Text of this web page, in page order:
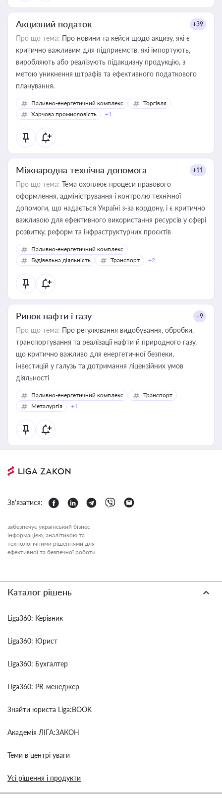
Акцизний податок +39
Про що тема: Про новини та кейси щодо акцизу, які є
критично важливим для підприємств, які імпортують,
виробляють або реалізують підакцизну продукцію, з
метою уникнення штрафів та ефективного податкового
планування.
Паливно-енергетичний комплекс
Торгівля
Харчова промисловість
+1
Міжнародна технічна допомога +11
Про що тема: Тема охоплює процеси правового
оформлення, адміністрування і контролю технічної
допомоги, що надається Україні з-за кордону, і є критично
важливою для ефективного використання ресурсів у сфері
розвитку, реформ та інфраструктурних проєктів
Паливно-енергетичний комплекс
Будівельна діяльність
Транспорт +2
Ринок нафти і газу +9
Про що тема: Про регулювання видобування, обробки,
транспортування та реалізації нафти й природного газу,
що критично важливо для енергетичної безпеки,
інвестицій у галузь та дотримання ліцензійних умов
діяльності
Паливно-енергетичний комплекс
Транспорт
Металургія
+1
Зв'язатися:
забезпечує український бізнес
інформацією, аналітикою та
технологічними рішеннями для
ефективної та безпечної роботи.
Каталог рішень
Liga360: Керівник
Liga360: Юрист
Liga360: Бухгалтер
Liga360: PR-менеджер
Знайти юриста Liga:BOOK
Академія ЛІГА:ЗАКОН
Теми в центрі уваги
Усі рішення і продукти